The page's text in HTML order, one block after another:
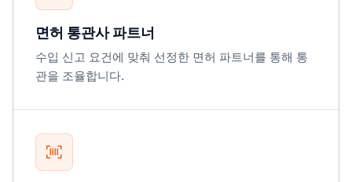
면허 통관사 파트너
수입 신고 요건에 맞춰 선정한 면허 파트너를 통해 통
관을 조율합니다.